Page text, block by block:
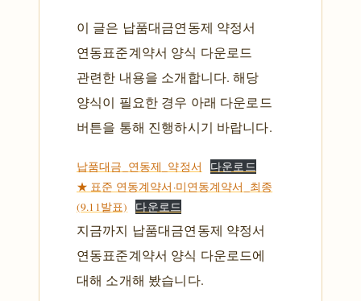
이 글은 납품대금연동제 약정서
연동표준계약서 양식 다운로드
관련한 내용을 소개합니다. 해당
양식이 필요한 경우 아래 다운로드
버튼을 통해 진행하시기 바랍니다.
납품대금_연동제_약정서
다운로드
★ 표준 연동계약서·미연동계약서_최종
(9.11발표)
다운로드
지금까지 납품대금연동제 약정서
연동표준계약서 양식 다운로드에
대해 소개해 봤습니다.